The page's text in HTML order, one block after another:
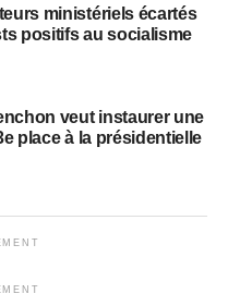
ministériels écartés
positifs au socialisme
veut instaurer une
place à la présidentielle